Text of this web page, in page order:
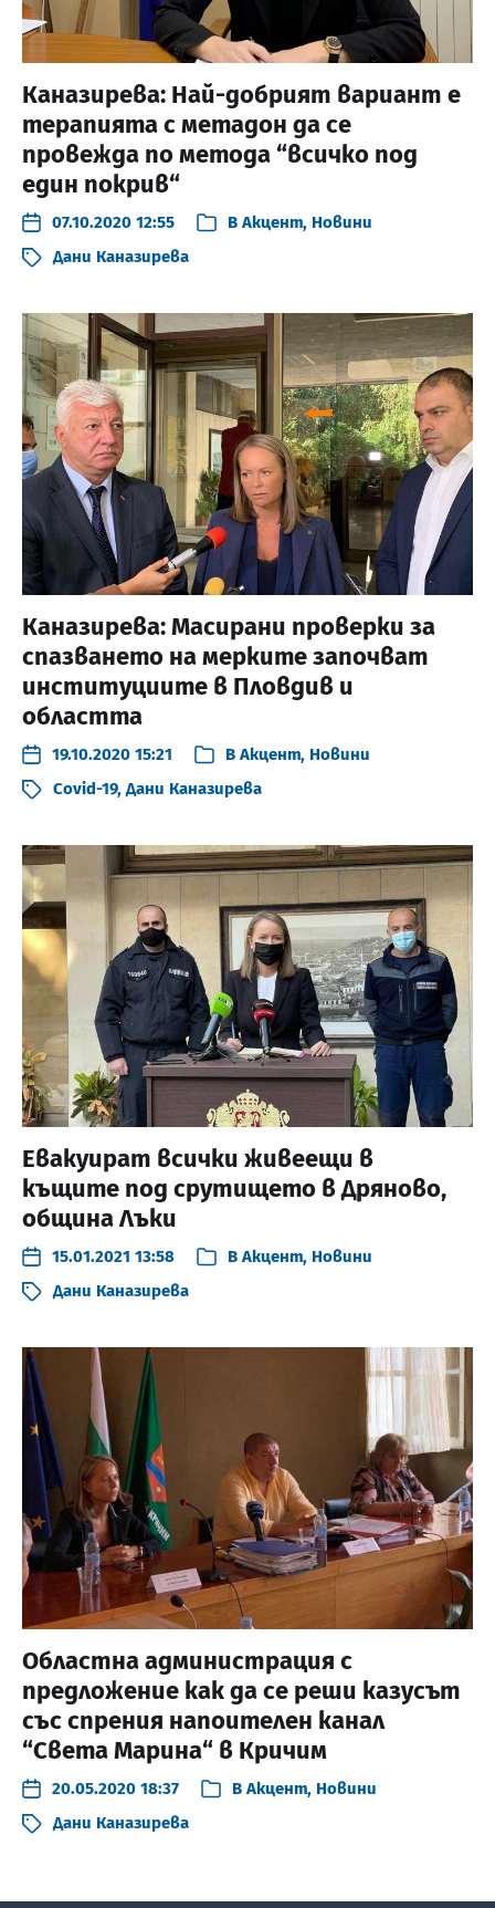
Каназирева: Най-добрият вариант е
терапията с метадон да се
провежда по метода “всичко под
един покрив“
07.10.2020 12:55 В Акцент, Новини
Дани Каназирева
Каназирева: Масирани проверки за
спазването на мерките започват
институциите в Пловдив и
областта
19.10.2020 15:21 В Акцент, Новини
Covid-19,Дани Каназирева
Евакуират всички живеещи в
къщите под срутището в Дряново,
община Лъки
15.01.2021 13:58 В Акцент, Новини
Дани Каназирева
Областна администрация с
предложение как да се реши казусът
със спрения напоителен канал
“Света Марина“ в Кричим
20.05.2020 18:37 В Акцент, Новини
Дани Каназирева